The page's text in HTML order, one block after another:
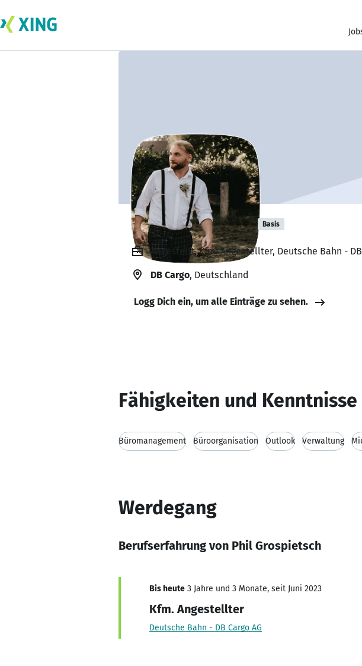
Phil Grospietsch Basis
Angestellt, Kfm. Angestellter, Deutsche Bahn - DB
DB Cargo, Deutschland
Logg Dich ein, um alle Einträge zu sehen.
Fähigkeiten und Kenntnisse
Büromanagement Büroorganisation Outlook Verwaltung
Werdegang
Berufserfahrung von Phil Grospietsch
Bis heute 3 Jahre und 3 Monate, seit Juni 2023
Kfm. Angestellter
Deutsche Bahn - DB Cargo AG